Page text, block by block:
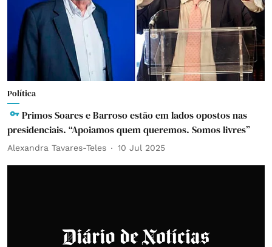
Política
Primos Soares e Barroso estão em lados opostos nas
presidenciais. “Apoiamos quem queremos. Somos livres”
Alexandra Tavares-Teles 10 Jul 2025